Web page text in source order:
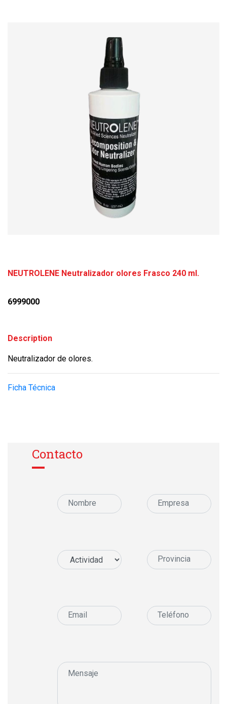
NEUTROLENE Neutralizador olores Frasco 240 ml.
6999000
Description
Neutralizador de olores.
Ficha Técnica
Contacto